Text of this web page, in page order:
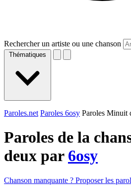
Rechercher un artiste ou une chanson
Thématiques
Paroles.net Paroles 6osy Paroles Minuit
Paroles de la
deux par 6osy
Chanson manquante ? Proposer les